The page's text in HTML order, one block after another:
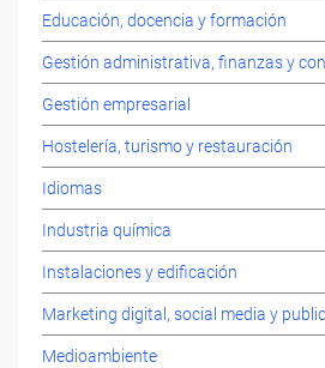
Educación, docencia y formación
Gestión administrativa, finanzas y
Gestión empresarial
Hostelería, turismo y restauración
Idiomas
Industria química
Instalaciones y edificación
Marketing digital, social media y
Medioambiente